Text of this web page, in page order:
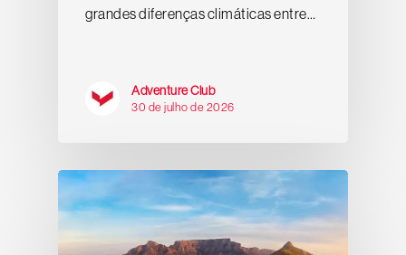
grandes diferenças climáticas entre…
Adventure Club
30 de julho de 2026